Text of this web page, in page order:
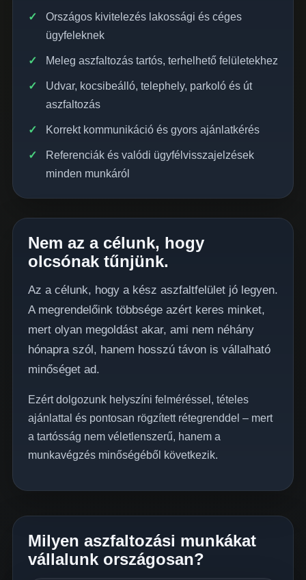
Országos kivitelezés lakossági és céges
ügyfeleknek
Meleg aszfaltozás tartós, terhelhető felületekhez
Udvar, kocsibeálló, telephely, parkoló és út
aszfaltozás
Korrekt kommunikáció és gyors ajánlatkérés
Referenciák és valódi ügyfélvisszajelzések
minden munkáról
Nem az a célunk, hogy
olcsónak tűnjünk.
Az a célunk, hogy a kész aszfaltfelület jó legyen.
A megrendelőink többsége azért keres minket,
mert olyan megoldást akar, ami nem néhány
hónapra szól, hanem hosszú távon is vállalható
minőséget ad.
Ezért dolgozunk helyszíni felméréssel, tételes
ajánlattal és pontosan rögzített rétegrenddel – mert
a tartósság nem véletlenszerű, hanem a
munkavégzés minőségéből következik.
Milyen aszfaltozási munkákat
vállalunk országosan?